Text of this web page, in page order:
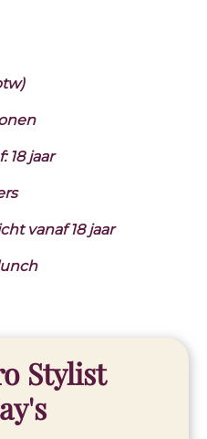
18 jaar
vanaf 18 jaar
Stylist